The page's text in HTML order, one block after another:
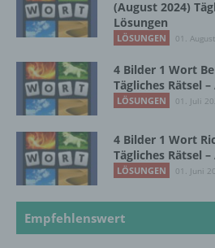
(August 2024)
Lösungen
LÖSUNGEN 01.
4 Bilder 1 Wort
Tägliches Rätsel
LÖSUNGEN 01. Juli
4 Bilder 1 Wort
Tägliches Rätsel
LÖSUNGEN 01. Juni
Empfehlenswert
Maßnahmen unterliegen,
dass die
einer identifizierten oder
g) Verantwortlicher oder für
Verantwortlicher oder für
Verantwortlicher ist die
gemeinsam mit anderen